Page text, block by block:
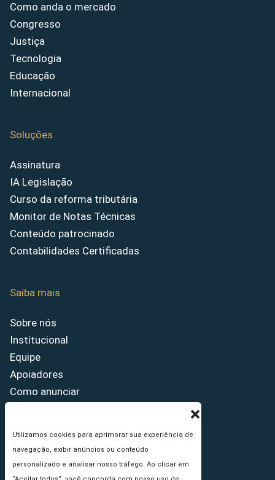
Utilizamos cookies para aprimorar sua experiência de
navegação, exibir anúncios ou conteúdo
personalizado e analisar nosso tráfego. Ao clicar em
Como anda o mercado
Congresso
Justiça
Tecnologia
Educação
Internacional
Soluções
Assinatura
IA Legislação
Curso da reforma tributária
Monitor de Notas Técnicas
Conteúdo patrocinado
Contabilidades Certificadas
Saiba mais
Sobre nós
Institucional
Equipe
Apoiadores
Como anunciar
Princípios Editoriais